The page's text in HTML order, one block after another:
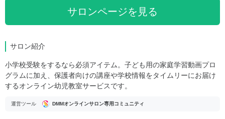
サロンページを見る
サロン紹介
小学校受験をするなら必須アイテム。子ども用の家庭学習動画プロ
グラムに加え、保護者向けの講座や学校情報をタイムリーにお届け
するオンライン幼児教室サービスです。
運営ツール DMMオンラインサロン専用コミュニティ